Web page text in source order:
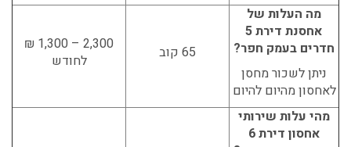
מה העלות של
אחסנת דירת 5
חדרים בעמק חפר?
ניתן לשכור מחסן
לאחסון מהיום להיום
65 קוב
2,300 – 1,300 ₪
לחודש
מהי עלות שירותי
אחסון דירת 6